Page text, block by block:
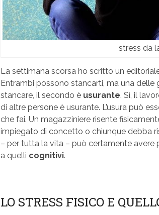
stress da
La settimana scorsa ho scritto un
Entrambi possono stancarti, ma una
stancare, il secondo è usurante. Sì, il
di altre persone è usurante. L’usura può
che fai. Un magazziniere risente
impiegato di concetto o chiunque debba
– per tutta la vita – può certamente
a quelli cognitivi.
LO STRESS FISICO E